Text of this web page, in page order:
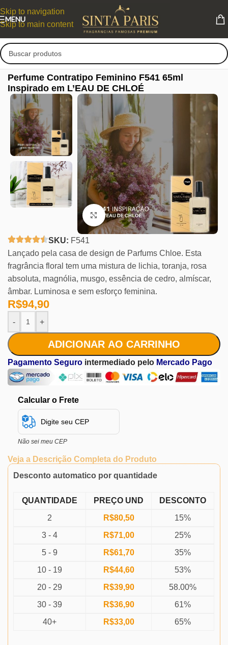
Skip to navigation
Skip to main content
MENU
Perfume Contratipo Feminino F541 65ml
Inspirado em L’EAU DE CHLOÉ
Clique para ampliar
SKU: F541
Lançado pela casa de design de Parfums Chloe. Esta
fragrância floral tem uma mistura de lichia, toranja, rosa
absoluta, magnólia, musgo, essência de cedro, almíscar,
âmbar. Luminosa e sem esforço feminina.
R$94,90
- +
ADICIONAR AO CARRINHO
Pagamento Seguro intermediado pelo Mercado Pago
Calcular o Frete
Não sei meu CEP
Veja a Descrição Completa do Produto
Desconto automatico por quantidade
QUANTIDADE PREÇO UND
DESCONTO
2
R$80,50
15%
3 - 4
R$71,00
25%
5 - 9
R$61,70
35%
10 - 19
R$44,60
53%
20 - 29
R$39,90
58.00%
30 - 39
R$36,90
61%
40+
R$33,00 65%